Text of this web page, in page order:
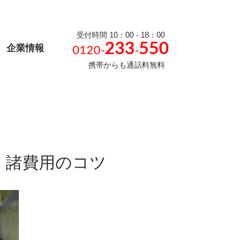
企業情報
受付時間 10：00 - 18：00
0120-233-550
携帯からも通話料無料
費用のコツ